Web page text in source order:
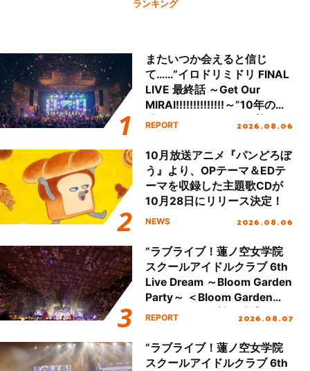
ランキング
またいつか会えると信じ
て……“イロドリミドリ FINAL
LIVE 最終話 ～Get Our
MIRAI!!!!!!!!!!!!!!～”10年の活
動を経てファイナルを迎える
REPORT 2026.08.06
10月放送アニメ『パンどろぼ
う』より、OPテーマ＆EDテ
ーマを収録した主題歌CDが
10月28日にリリース決定！
NEWS 2026.08.06
“ラブライブ！蓮ノ空女学院
スクールアイドルクラブ 6th
Live Dream ～Bloom Garden
Party～ ＜Bloom Garden
Party Stage／埼玉公演＞”
REPORT 2026.08.07
“ラブライブ！蓮ノ空女学院
スクールアイドルクラブ 6th